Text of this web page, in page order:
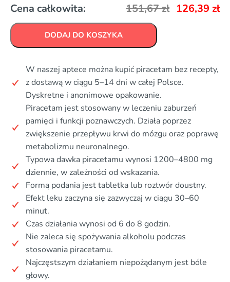
Cena całkowita: 151,67zł 126,39 zł
DODAJ DO KOSZYKA
W naszej aptece można kupić piracetam bez recepty,
z dostawą w ciągu 5–14 dni w całej Polsce.
Dyskretne i anonimowe opakowanie.
Piracetam jest stosowany w leczeniu zaburzeń
pamięci i funkcji poznawczych. Działa poprzez
zwiększenie przepływu krwi do mózgu oraz poprawę
metabolizmu neuronalnego.
Typowa dawka piracetamu wynosi 1200–4800 mg
dziennie, w zależności od wskazania.
Formą podania jest tabletka lub roztwór doustny.
Efekt leku zaczyna się zazwyczaj w ciągu 30–60
minut.
Czas działania wynosi od 6 do 8 godzin.
Nie zaleca się spożywania alkoholu podczas
stosowania piracetamu.
Najczęstszym działaniem niepożądanym jest bóle
głowy.